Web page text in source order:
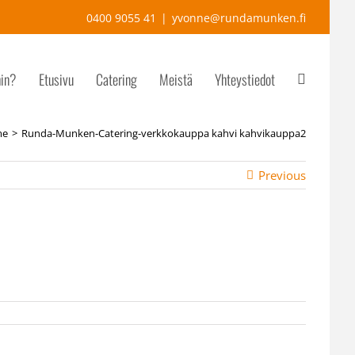
0400 9055 41 | yvonne@rundamunken.fi
Etusivu Catering Meistä Yhteystiedot
Runda-Munken-Catering-verkkokauppa kahvi kahvikauppa2
Previous